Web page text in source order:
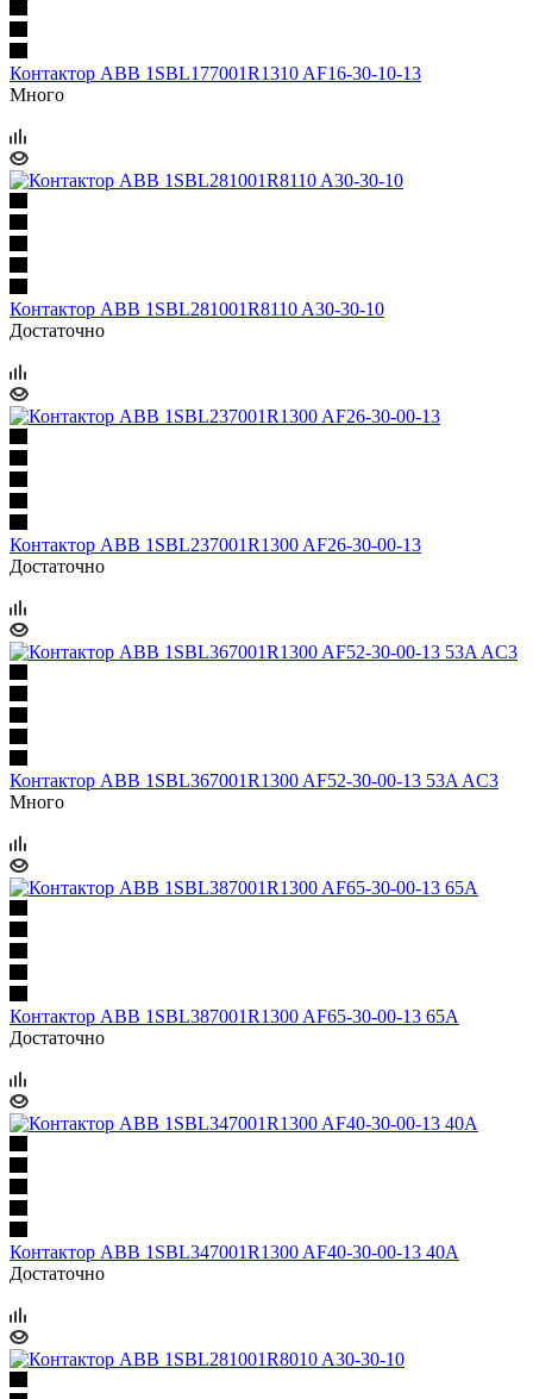
Контактор ABB 1SBL177001R1310 AF16-30-10-13
Много
Контактор ABB 1SBL281001R8110 A30-30-10
Достаточно
Контактор ABB 1SBL237001R1300 AF26-30-00-13
Достаточно
Контактор ABB 1SBL367001R1300 AF52-30-00-13 53A AC3
Много
Контактор ABB 1SBL387001R1300 AF65-30-00-13 65A
Достаточно
Контактор ABB 1SBL347001R1300 AF40-30-00-13 40A
Достаточно